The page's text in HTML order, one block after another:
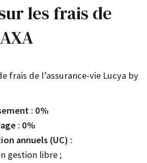
les frais de
frais de l’assurance-vie Lucya by
: 0%
: 0%
annuels (UC) :
gestion libre ;